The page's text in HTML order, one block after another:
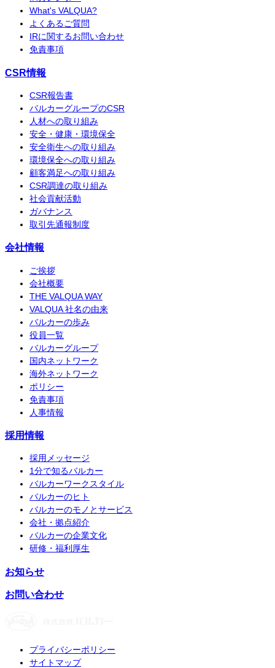
What's VALQUA?
よくあるご質問
IRに関するお問い合わせ
免責事項
CSR情報
CSR報告書
バルカーグループのCSR
人材への取り組み
安全・健康・環境保全
安全衛生への取り組み
環境保全への取り組み
顧客満足への取り組み
CSR調達の取り組み
社会貢献活動
ガバナンス
取引先通報制度
会社情報
ご挨拶
会社概要
THE VALQUA WAY
VALQUA 社名の由来
バルカーの歩み
役員一覧
バルカーグループ
国内ネットワーク
海外ネットワーク
ポリシー
免責事項
人事情報
採用情報
採用メッセージ
1分で知るバルカー
バルカーワークスタイル
バルカーのヒト
バルカーのモノとサービス
会社・拠点紹介
バルカーの企業文化
研修・福利厚生
お知らせ
お問い合わせ
プライバシーポリシー
サイトマップ